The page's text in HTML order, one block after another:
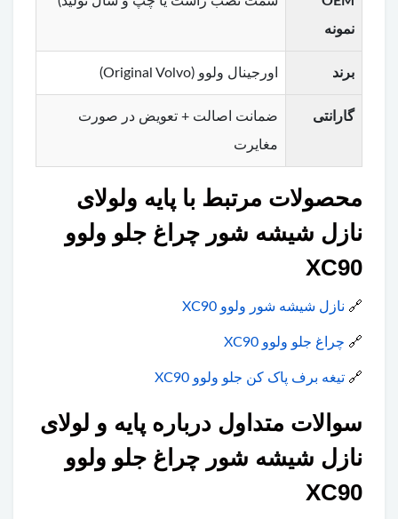
نمونه
برند اورجینال ولوو (Original Volvo)
گارانتی
ضمانت اصالت + تعویض در صورت
مغایرت
محصولات مرتبط با پایه ولولای
نازل شیشه شور چراغ جلو ولوو
XC90
🔗 نازل شیشه شور ولوو XC90
🔗 چراغ جلو ولوو XC90
🔗 تیغه برف پاک کن جلو ولوو XC90
سوالات متداول درباره پایه و لولای
نازل شیشه شور چراغ جلو ولوو
XC90